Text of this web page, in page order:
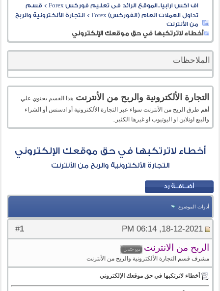
اف اكس ارابيا..الموقع الرائد فى تعليم فوركس Forex > قسم
تداول العملات العام (الفوركس) Forex
>التجارة الألكترونية والربح
من الأنترنت
أخطاء لاترتكبها في حق موقعك الإلكتروني
الملاحظات
التجارة الألكترونية والربح من الأنترنت هذا القسم يحتوي علي
أهم طرق الربح من الأنترنت سواء عبر التجارة الألكترونية أو ادسنس أو الشراء
والبيع اونلاين او اليوتيوب او غيرها الكثير..
أخطاء لاترتكبها في حق موقعك الإلكتروني
التجارة الألكترونية والربح من الأنترنت
أدوات الموضوع
#
1 18-12-2021, 06:14 PM
الربح من الانترنت
مشرف قسم التجارة الألكترونية والربح من الأنترنت
أخطاء لاترتكبها في حق موقعك الإلكتروني